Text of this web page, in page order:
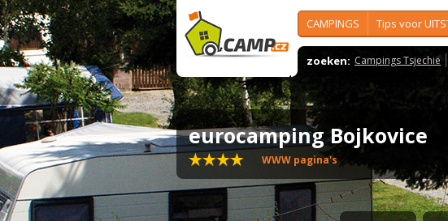
CAMPINGS Tips voor
zoeken: Campings Tsjechië
eurocamping Bojkovice
WWW pagina's